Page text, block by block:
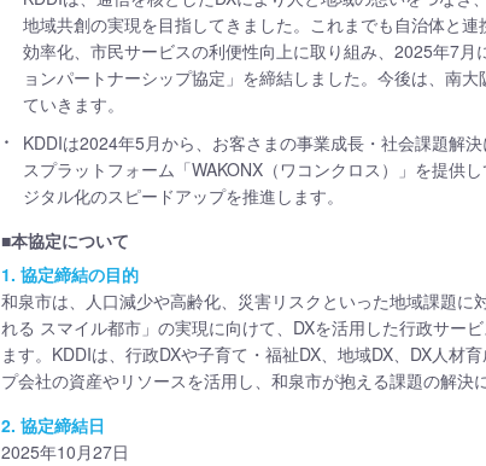
地域共創の実現を目指してきました。これまでも自治体と
効率化、市民サービスの利便性向上に取り組み、2025年7
ョンパートナーシップ協定」を締結しました。今後は、南
ていきます。
KDDIは2024年5月から、お客さまの事業成長・社会課題解
スプラットフォーム「WAKONX（ワコンクロス）」を提供
ジタル化のスピードアップを推進します。
■本協定について
1. 協定締結の目的
和泉市は、人口減少や高齢化、災害リスクといった地域課題に
れる スマイル都市」の実現に向けて、DXを活用した行政サー
ます。KDDIは、行政DXや子育て・福祉DX、地域DX、DX人材
プ会社の資産やリソースを活用し、和泉市が抱える課題の解決
2. 協定締結日
2025年10月27日